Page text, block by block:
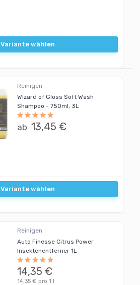
Variante wählen
Reinigen
Wizard of Gloss Soft Wash
Shampoo - 750ml, 3L
ab 13,45 €
Variante wählen
Reinigen
Auto Finesse Citrus Power
Insektenentferner 1L
14,35 €
14,35 € pro 1 l